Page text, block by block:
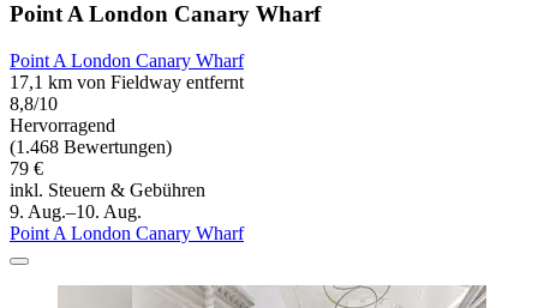
Point A London Canary Wharf
Point A London Canary Wharf
17,1 km von Fieldway entfernt
8,8/10
Hervorragend
(1.468 Bewertungen)
79 €
inkl. Steuern & Gebühren
9. Aug.–10. Aug.
Point A London Canary Wharf